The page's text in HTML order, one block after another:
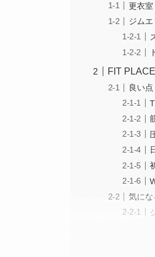
更衣
ジムエ
FIT
良い点
気にな